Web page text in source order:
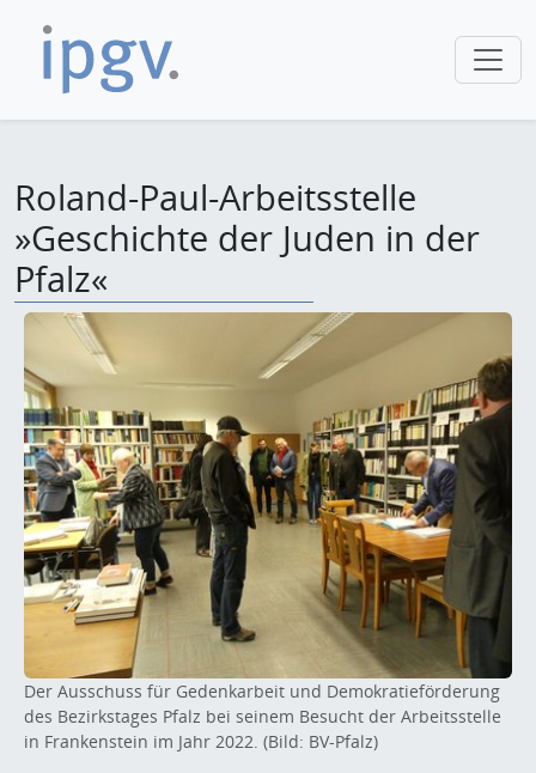
Roland-Paul-Arbeitsstelle
»Geschichte der Juden in der
Pfalz«
Der Ausschuss für Gedenkarbeit und Demokratieförderung
des Bezirkstages Pfalz bei seinem Besucht der Arbeitsstelle
in Frankenstein im Jahr 2022. (Bild: BV-Pfalz)